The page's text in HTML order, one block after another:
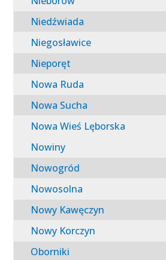
Niedźwiada
Niegosławice
Nieporęt
Nowa Ruda
Nowa Sucha
Nowa Wieś Lęborska
Nowiny
Nowogród
Nowosolna
Nowy Kawęczyn
Nowy Korczyn
Oborniki